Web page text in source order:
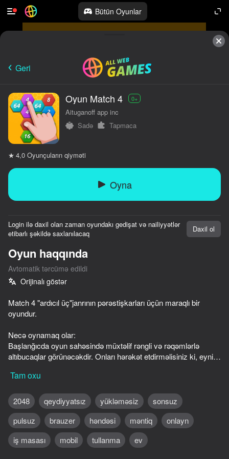
Bütün Oyunlar
60
Plinko Clicker
59
2048 Merge Blocks
62
Geri
Oyun Match 4 0+
Aituganoff app inc
Sadə
Tapmaca
4,0 Oyunçuların qiyməti
Oyna
Login ilə daxil olan zaman oyundakı gedişat və nailiyyətlər
etibarlı şəkildə saxlanılacaq
Daxil ol
Oyun haqqında
Avtomatik tərcümə edildi
Orijinalı göstər
Match 4 "ardıcıl üç"janrının pərəstişkarları üçün maraqlı bir
oyundur.
Necə oynamaq olar:
Başlanğıcda oyun sahəsində müxtəlif rəngli və rəqəmlərlə
altıbucaqlar görünəcəkdir. Onları hərəkət etdirməlisiniz ki, eyni
sikkələr alacağınız yeni altıbucaqlı əmələ gətirirlər. Sikkələr
Taskınız mümkün qədər çox pul və xal toplamaqdır.
İdarəetmə:
PC - də: siçan ilə.
Smartfonlarda: ekrana toxunaraq.
Tam oxu
2048 qeydiyyatsız yükləməsiz
sonsuz
pulsuz
brauzer həndəsi məntiq
onlayn
iş masası
mobil tullanma ev